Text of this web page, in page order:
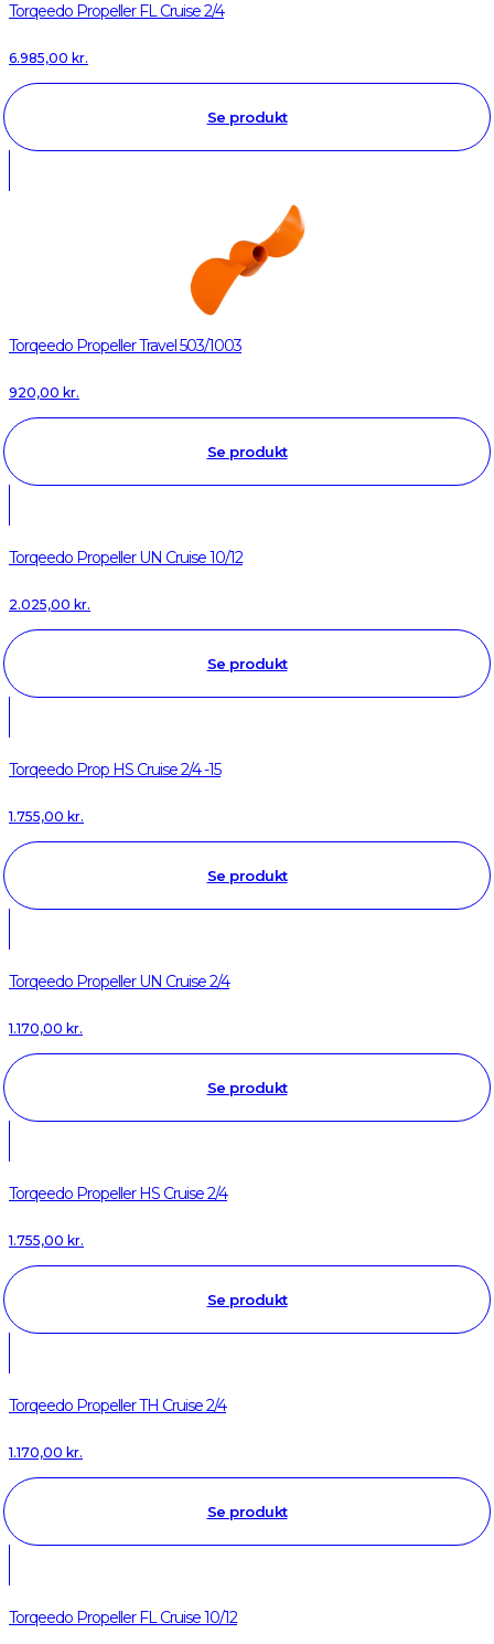
Torqeedo Propeller FL Cruise 2/4
6.985,00 kr.
Se produkt
Torqeedo Propeller Travel 503/1003
920,00 kr.
Se produkt
Torqeedo Propeller UN Cruise 10/12
2.025,00 kr.
Se produkt
Torqeedo Prop HS Cruise 2/4 -15
1.755,00 kr.
Se produkt
Torqeedo Propeller UN Cruise 2/4
1.170,00 kr.
Se produkt
Torqeedo Propeller HS Cruise 2/4
1.755,00 kr.
Se produkt
Torqeedo Propeller TH Cruise 2/4
1.170,00 kr.
Se produkt
Torqeedo Propeller FL Cruise 10/12